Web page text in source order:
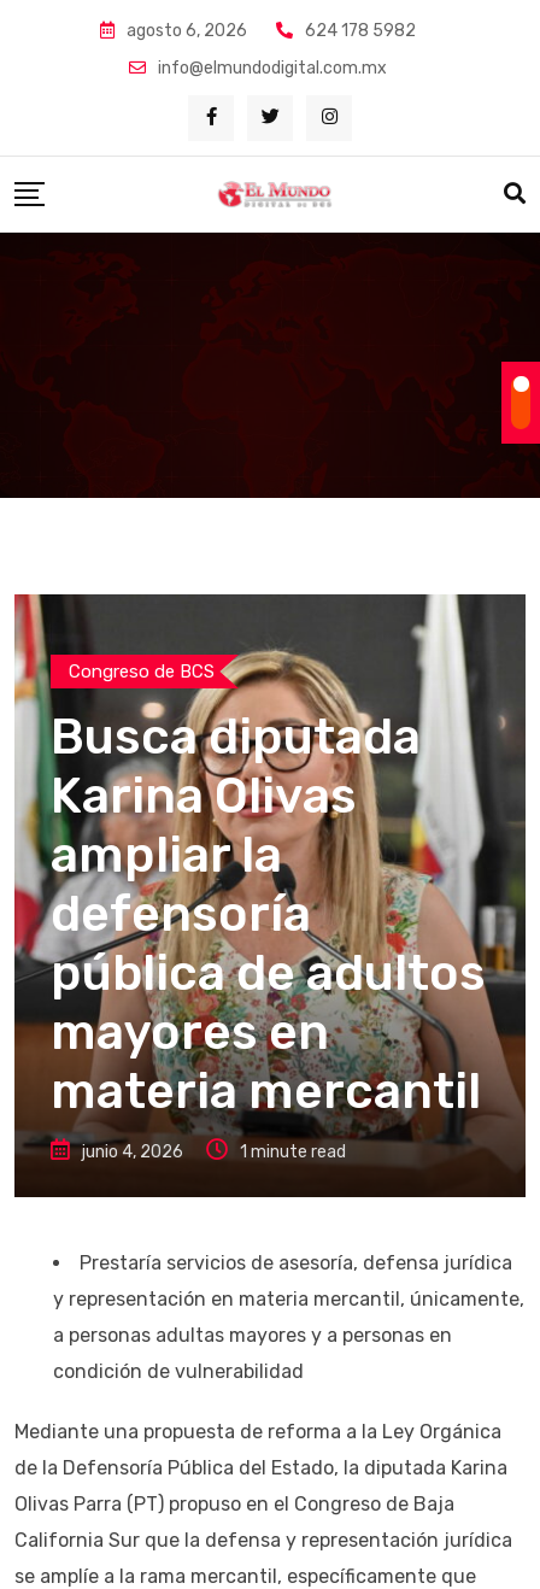
agosto 6, 2026
624 178 5982
info@elmundodigital.com.mx
Congreso de BCS
Busca diputada
Karina Olivas
ampliar la
defensoría
pública de adultos
mayores en
materia mercantil
junio 4, 2026 1 minute read
Prestaría servicios de asesoría, defensa jurídica
y representación en materia mercantil, únicamente,
a personas adultas mayores y a personas en
condición de vulnerabilidad
Mediante una propuesta de reforma a la Ley Orgánica
de la Defensoría Pública del Estado, la diputada Karina
Olivas Parra (PT) propuso en el Congreso de Baja
California Sur que la defensa y representación jurídica
se amplíe a la rama mercantil, específicamente que